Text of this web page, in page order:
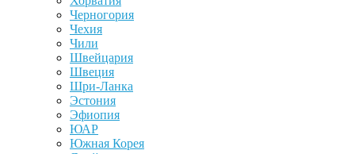
Черногория
Чехия
Чили
Швейцария
Швеция
Шри-Ланка
Эстония
Эфиопия
ЮАР
Южная Корея